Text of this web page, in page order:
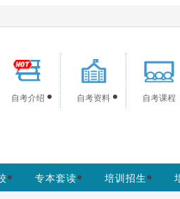
考试信息服务，网站信息供学习
自考介绍 自考资料 自考课程
专本套读 培训招生